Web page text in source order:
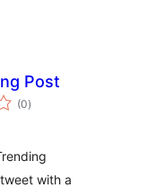
Post
(0celkové
hodnocení
)
with a